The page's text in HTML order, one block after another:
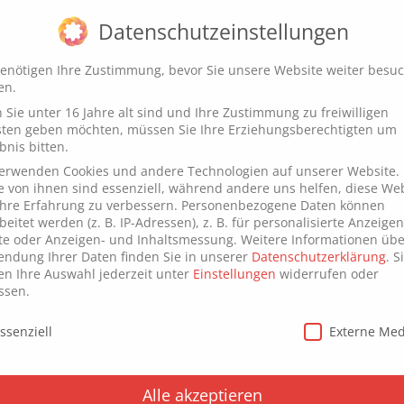
Hardware Software Digital & Lifestyle
Workflows revolutioniert
Datenschutzeinstellungen
Ihre Zustimmung, bevor Sie unsere Website weiter
Sie unter 16 Jahre alt sind und Ihre Zustimmung zu freiwilligen
geben möchten, müssen Sie Ihre Erziehungsberechtigten um
bitten.
Cookies und andere Technologien auf unserer Website.
von ihnen sind essenziell, während andere uns helfen, diese
Erfahrung zu verbessern. Personenbezogene Daten können
werden (z. B. IP-Adressen), z. B. für personalisierte
oder Anzeigen- und Inhaltsmessung. Weitere Informationen
Ihrer Daten finden Sie in unserer Datenschutzerklärung.
Ihre Auswahl jederzeit unter Einstellungen widerrufen oder
Externe
Alle akzeptieren